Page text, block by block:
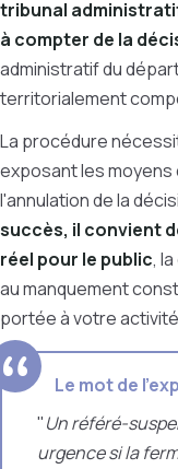
tribunal
à compter de la
administratif du
territorialement
La procédure
exposant les
l'annulation de la
succès, il convient
réel pour le public,
au manquement
portée à votre
Le mot de
"Un référé-
urgence si la